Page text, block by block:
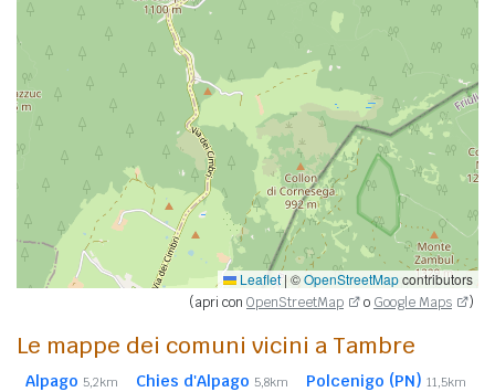
Leaflet | ©OpenStreetMapcontributors
(apri con OpenStreetMap o Google Maps )
Le mappe dei comuni vicini a Tambre
Alpago 5,2km Chies d'Alpago 5,8km Polcenigo (PN) 11,5km